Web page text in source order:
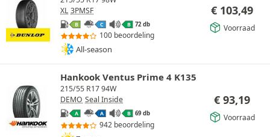
XL 3PMSF
B C B 72 db
100 beoordeling
All-season
€ 103,49
Voorraad
Hankook Ventus Prime 4 K135
215/55 R17 94W
DEMO Seal Inside
A A B 69 db
942 beoordeling
€ 93,19
Voorraad